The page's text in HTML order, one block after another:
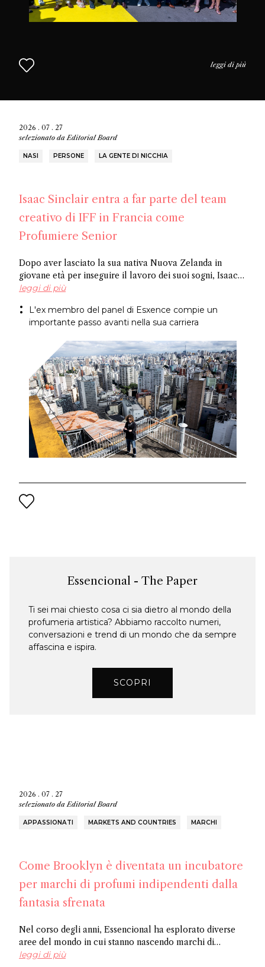
leggi di più
2026 . 07 . 27
selezionato daEditorial Board
NASI PERSONE LA GENTE DI NICCHIA
Isaac Sinclair entra a far parte del team
creativo di IFF in Francia come
Profumiere Senior
Dopo aver lasciato la sua nativa Nuova Zelanda in
giovane età per inseguire il lavoro dei suoi sogni, Isaac
Sinclair è entrato a far parte di IFF come Profumiere
membro del panel di Esxence, è stato allievo di Maurice
Roucel e ha trascorso gli anni formativi in ​​Brasile. Ha
Neanderthal e Abel. Congratulazioni Isaac!
leggi di più
L'ex membro del panel di Esxence compie un
importante passo avanti nella sua carriera
Essencional - The Paper
Ti sei mai chiesto cosa ci sia dietro al mondo della
profumeria artistica? Abbiamo raccolto numeri,
conversazioni e trend di un mondo che da sempre
affascina e ispira.
SCOPRI
2026 . 07 . 27
selezionato da Editorial Board
APPASSIONATI MARKETS AND COUNTRIES MARCHI
Come Brooklyn è diventata un incubatore
per marchi di profumi indipendenti dalla
fantasia sfrenata
Nel corso degli anni, Essencional ha esplorato diverse
aree del mondo in cui stanno nascendo marchi di
profumi indipendenti: da Amsterdam a Shoreditch e ora
leggi di più